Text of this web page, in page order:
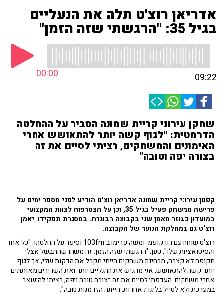
אדריאן רוצ'ט תלה את הנעליים
בגיל 35: "הרגשתי שזה הזמן"
00:00 09:22
שחקן עירוני קריית שמונה הסביר על ההחלטה
הדרמטית: "לגוף קשה יותר להתאושש אחרי
האימונים והמשחקים, רציתי לסיים את זה
בצורה יפה וטובה"
קפטן עירוני קריית שמונה אדריאן רוצ'ט הודיע לפני מספר ימים על
פרישה ממשחק פעיל בגיל 35, וכן על הצטרפות לצוות המקצועי
במועדון כעוזר מאמן שני בקבוצה הבוגרת. במסגרת תפקידו, יאמן
רוצ'ט גם במחלקת הנוער של הקבוצה.
רוצ'ט שוחח עם רון קופמן ומשה פרימו ב־103fm וסיפר על החלטתו. "כל אחד
והסיטואציות שלו", טען, "הרגשתי שזה הזמן. זה משהו שהתבשל אצלי
תקופה לא קצרה, מבחינת משחקים הייתי מקבל את הדקות שלי, אך לגוף
יותר קשה להתאושש, אני מרגיש את הרגליים יותר ואת השרירים מאותתים
אחרי משחקים. העדפתי לסיים את זה בצורה טובה ויפה, רציתי להישאר
במערכת ולא לטייל בליגות אחרות. הייתה הזדמנות טובה".